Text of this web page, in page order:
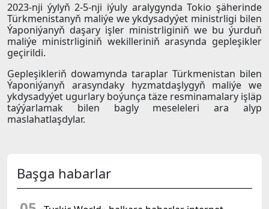
2023-nji ýylyň 2-5-nji iýuly aralygynda Tokio şäherinde
Türkmenistanyň maliýe we ykdysadyýet ministrligi bilen
Ýaponiýanyň daşary işler ministrliginiň we bu ýurduň
maliýe ministrliginiň wekilleriniň arasynda gepleşikler
geçirildi.
Gepleşikleriň dowamynda taraplar Türkmenistan bilen
Ýaponiýanyň arasyndaky hyzmatdaşlygyň maliýe we
ykdysadyýet ugurlary boýunça täze resminamalary işläp
taýýarlamak bilen bagly meseleleri ara alyp
maslahatlaşdylar.
Başga habarlar